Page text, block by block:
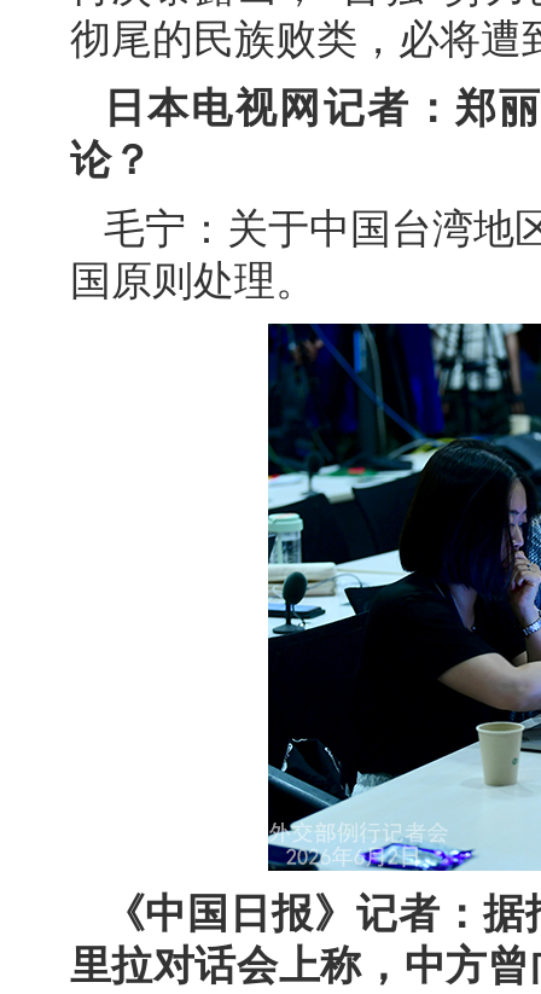
彻尾的民族败类，必将遭
日本电视网记者：郑
论？
毛宁：关于中国台湾地
国原则处理。
《中国日报》记者：
里拉对话会上称，中方